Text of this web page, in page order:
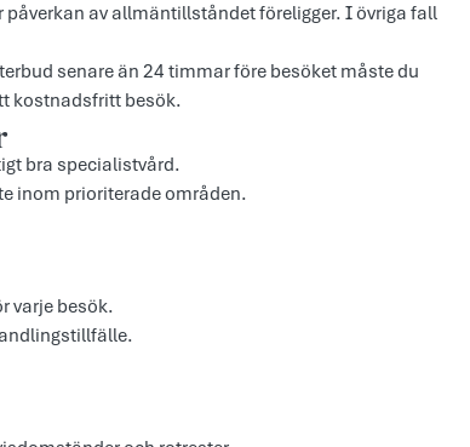
av allmäntillståndet föreligger. I övriga fall
senare än 24 timmar före besöket måste du
kostnadsfritt besök.
bra specialistvård.
inom prioriterade områden.
varje besök.